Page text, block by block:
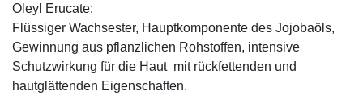
Oleyl Erucate:
Flüssiger Wachsester, Hauptkomponente des Jojobaöls,
Gewinnung aus pflanzlichen Rohstoffen, intensive
Schutzwirkung für die Haut mit rückfettenden und
hautglättenden Eigenschaften.